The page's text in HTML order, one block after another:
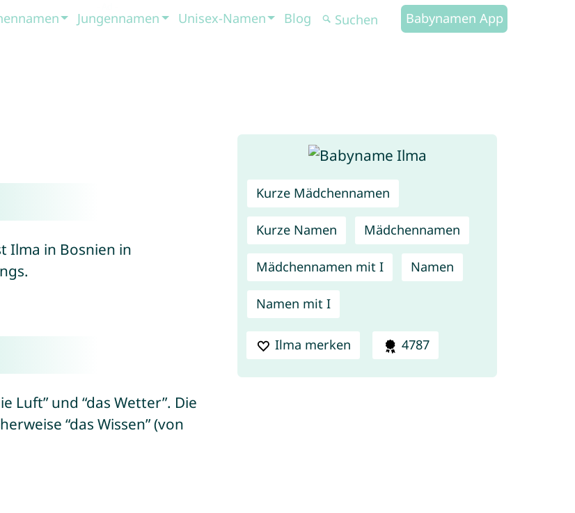
Jungennamen Unisex-Namen Blog Babynamen App
Kurze Mädchennamen
Kurze Namen Mädchennamen
Mädchennamen mit I Namen
Namen mit I
Ilma merken 4787
Ilma in Bosnien in
Luft” und “das Wetter”. Die
“das Wissen” (von